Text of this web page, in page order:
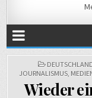
POSTED
IN
JOURNALISMUS,
Wieder